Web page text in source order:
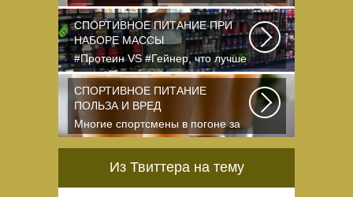
dkphoto Что-то я окончательно
перевел ведение...
СПОРТИВНОЕ ПИТАНИЕ ПРИ
НАБОРЕ МАССЫ
#Протеин VS #Гейнер, что лучше
для набора массы? Очень часто
начинающие...
СПОРТИВНОЕ ПИТАНИЕ
ПОЛЬЗА И ВРЕД
Многие спортсмены в погоне за
спортивными результатами в
Из Твиттера на тему